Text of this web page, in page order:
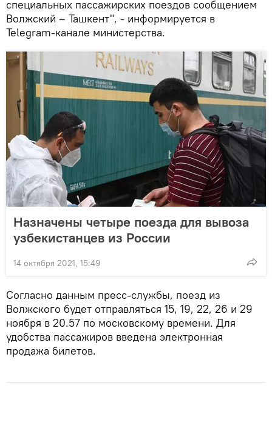
специальных пассажирских поездов сообщением
Волжский – Ташкент", - информируется в
Telegram-канале министерства.
Назначены четыре поезда для вывоза
узбекистанцев из России
14 октября 2021, 15:49
Согласно данным пресс-службы, поезд из
Волжского будет отправляться 15, 19, 22, 26 и 29
ноября в 20.57 по московскому времени. Для
удобства пассажиров введена электронная
продажа билетов.